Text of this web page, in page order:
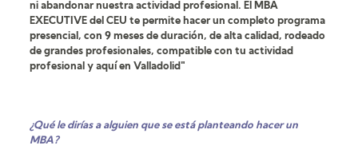
ni abandonar nuestra actividad profesional. El MBA
EXECUTIVE del CEU te permite hacer un completo programa
presencial, con 9 meses de duración, de alta calidad, rodeado
de grandes profesionales, compatible con tu actividad
profesional y aquí en Valladolid"
¿Qué le dirías a alguien que se está planteando hacer un
MBA?